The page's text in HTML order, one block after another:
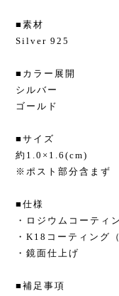
■素材
Silver 925
■カラー展開
シルバー
ゴールド
■サイズ
約1.0×1.6(cm)
※ポスト部分含まず
■仕様
・ロジウムコーティ
・K18コーティング
・鏡面仕上げ
■補足事項